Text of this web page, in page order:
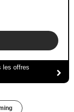
les offres